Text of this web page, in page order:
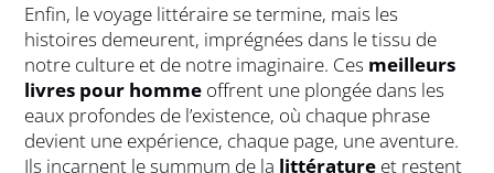
Enfin, le voyage littéraire se termine, mais les
histoires demeurent, imprégnées dans le tissu de
notre culture et de notre imaginaire. Ces meilleurs
livres pour homme offrent une plongée dans les
eaux profondes de l’existence, où chaque phrase
devient une expérience, chaque page, une aventure.
Ils incarnent le summum de la littérature et restent